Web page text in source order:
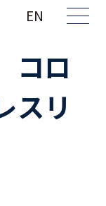
EN
コロ
スリ